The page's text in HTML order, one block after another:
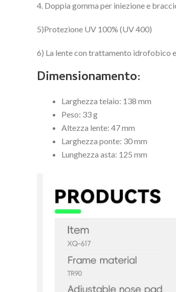
4. Doppia gomma per iniezione e
5)Protezione UV 100% (UV 400)
6) La lente con trattamento idrofobico
Dimensionamento:
Larghezza telaio: 138 mm
Peso: 33 g
Altezza lente: 47 mm
Larghezza ponte: 30 mm
Lunghezza asta: 125 mm